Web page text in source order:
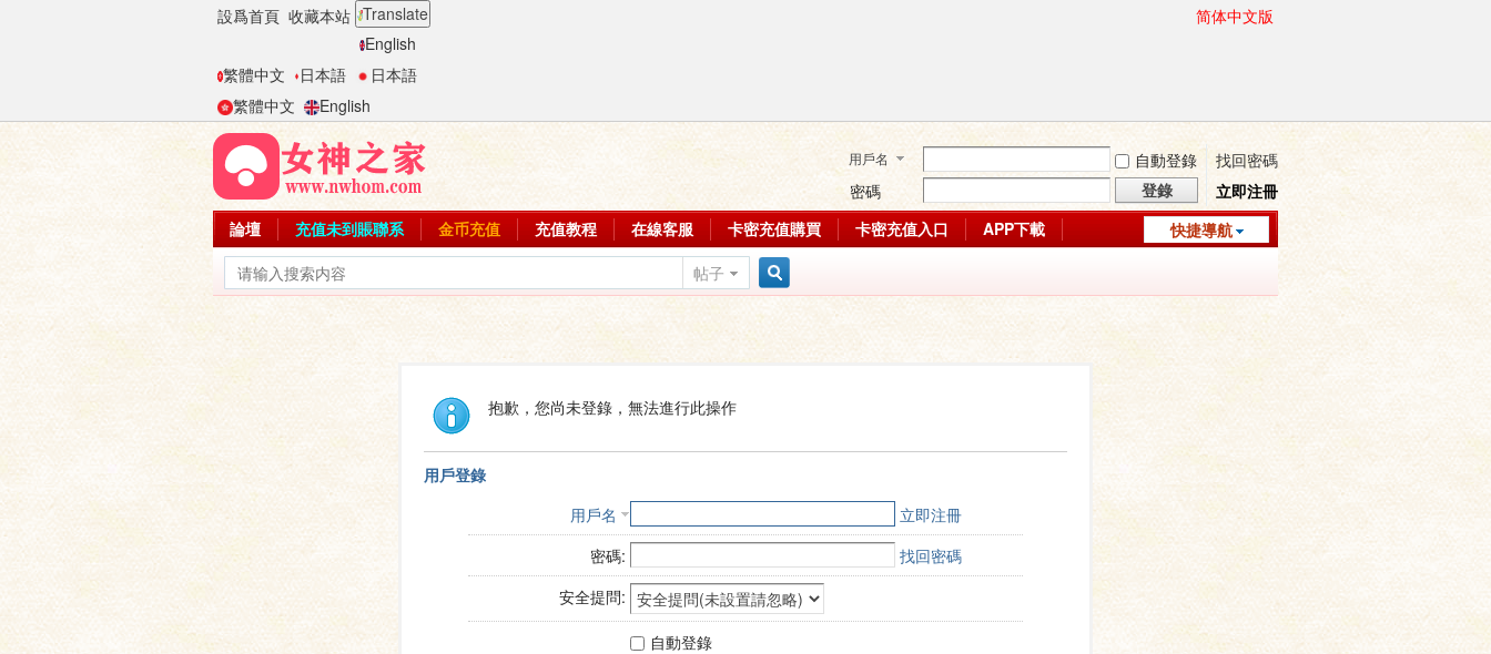
設爲首頁 收藏本站 Translate
English
繁體中文
日本語
日本語
繁體中文
English
简体中文版
用戶名 自動登錄
找回密碼
密碼
登錄
立即注冊
快捷導航
論壇 充值未到賬聯系 金币充值 充值教程 在線客服 卡密充值購買 卡密充值入口
APP下載
帖子
抱歉，您尚未登錄，無法進行此操作
用戶登錄
用戶名
立即注冊
密碼:
找回密碼
安全提問:
自動登錄